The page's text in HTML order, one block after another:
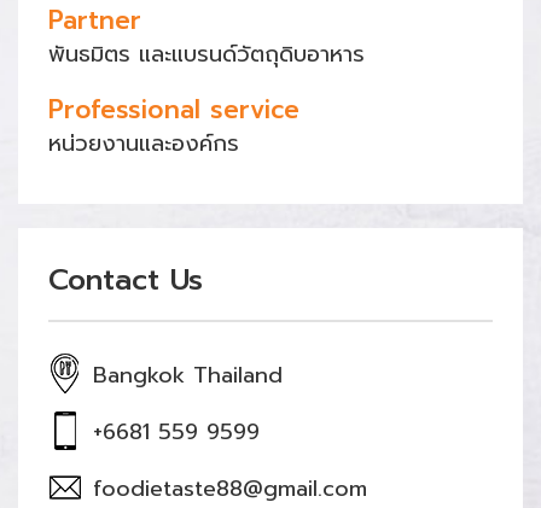
Partner
พันธมิตร และแบรนด์วัตถุดิบอาหาร
Professional service
หน่วยงานและองค์กร
Contact Us
Bangkok Thailand
+6681 559 9599
foodietaste88@gmail.com